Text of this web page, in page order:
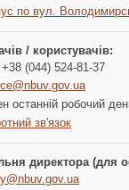
по вул.
/ користувачів:
(044) 524-81-37
останній робочий
зв'язок
директора (для